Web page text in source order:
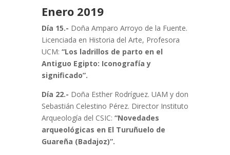
Enero 2019
Día 15.- Doña Amparo Arroyo de la Fuente.
Licenciada en Historia del Arte, Profesora
UCM: “Los ladrillos de parto en el
Antiguo Egipto: Iconografía y
significado”.
Día 22.- Doña Esther Rodríguez. UAM y don
Sebastián Celestino Pérez. Director Instituto
Arqueología del CSIC: “Novedades
arqueológicas en El Turuñuelo de
Guareña (Badajoz)”.